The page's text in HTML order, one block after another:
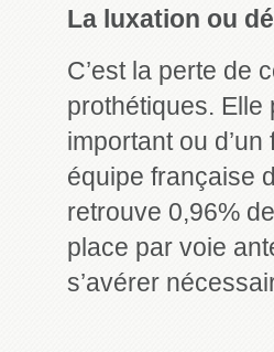
La luxation ou
C’est la perte de
prothétiques. Elle
important ou
équipe française
retrouve 0,96%
place par voie
s’avérer